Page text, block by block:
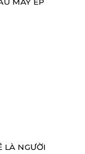
LÀ NGƯỜI